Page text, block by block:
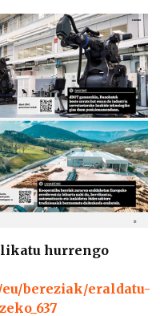
hurrengo
bereziak/eraldatu-